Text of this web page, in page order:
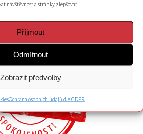
návštěvnost a stránky zlepšovat.
Příjmout
Odmítnout
Zobrazit předvolby
Ochrana osobních údajů dle GDPR
objednávky.